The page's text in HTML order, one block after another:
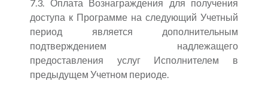
7.3. Оплата Вознаграждения для получения
доступа к Программе на следующий Учетный
период является дополнительным
подтверждением надлежащего
предоставления услуг Исполнителем в
предыдущем Учетном периоде.